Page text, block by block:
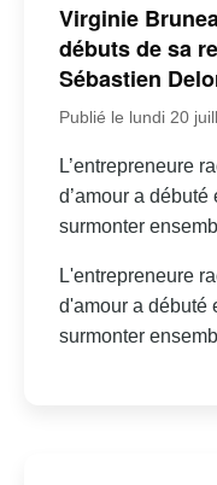
Virginie
débuts de sa
Sébastien
Publié le lundi 20
L’entrepreneure
d’amour a débuté
surmonter
L'entrepreneure
d'amour a débuté
surmonter